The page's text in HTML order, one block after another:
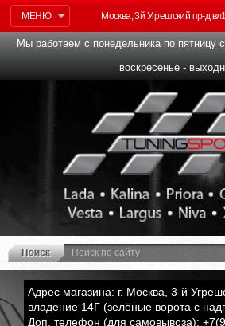
МЕНЮ Москва, 3й Угрешский пр-д
Мы работаем с понедельника по пятницу
воскресенье -
Адрес магазина: г. Москва, 3-й
владение 14Г (зелёные ворота с
Доп. телефон (для самовывоза):